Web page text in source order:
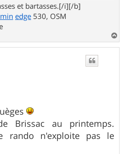
et bartasses.[/i][/b]
edge 530, OSM
a
u
Brissac au printemps.
rando n'exploite pas le